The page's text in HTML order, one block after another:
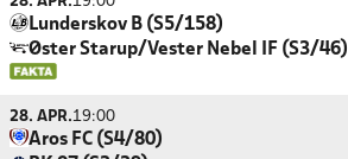
Lunderskov B (S5/158)
Øster Starup/Vester Nebel IF (S3/46)
28. APR.19:00
Aros FC (S4/80)